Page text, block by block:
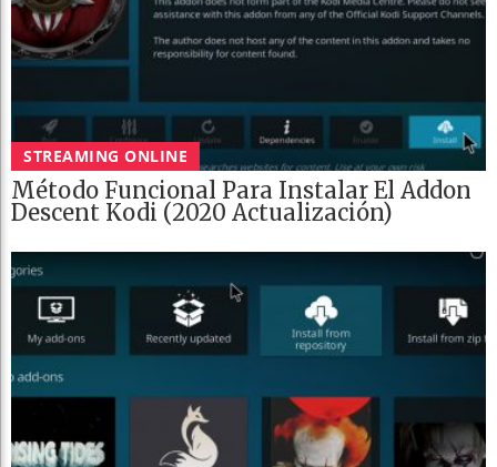
STREAMING ONLINE
Método Funcional Para Instalar El Addon
Descent Kodi (2020 Actualización)